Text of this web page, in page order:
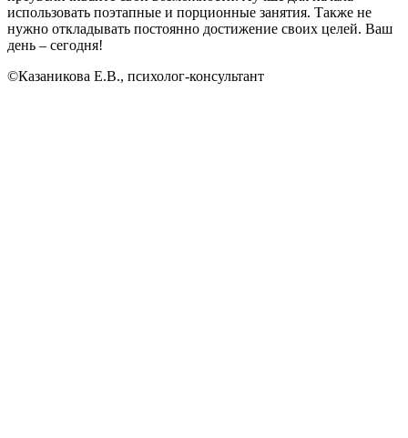
использовать поэтапные и порционные занятия. Также не
нужно откладывать постоянно достижение своих целей. Ваш
день – сегодня!
©Казаникова Е.В., психолог-консультант